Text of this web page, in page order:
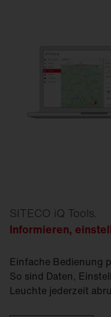
SITECO iQ Tools.
Informieren,
Einfache Bedienung
So sind Daten,
Leuchte jederzeit